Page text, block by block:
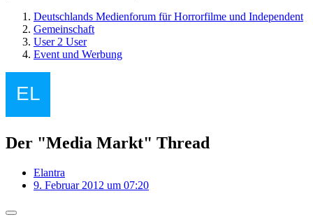
Deutschlands Medienforum für Horrorfilme und Independent
Gemeinschaft
User 2 User
Event und Werbung
Der "Media Markt" Thread
Elantra
9. Februar 2012 um 07:20